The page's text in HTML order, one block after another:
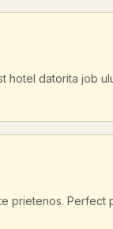
hotel datorita job
prietenos.